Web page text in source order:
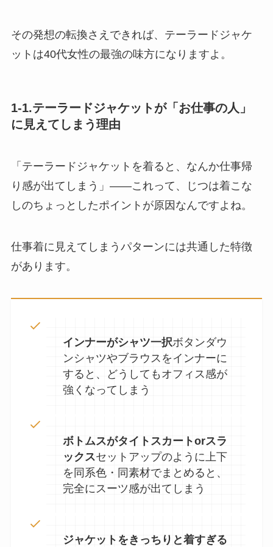
その発想の転換さえできれば、テーラードジャケ
ットは40代女性の最強の味方になりますよ。
1-1.テーラードジャケットが「お仕事の人」
に見えてしまう理由
「テーラードジャケットを着ると、なんか仕事帰
り感が出てしまう」——これって、じつは着こな
しのちょっとしたポイントが原因なんですよね。
仕事着に見えてしまうパターンには共通した特徴
があります。
インナーがシャツ一択ボタンダウ
ンシャツやブラウスをインナーに
すると、どうしてもオフィス感が
強くなってしまう
ボトムスがタイトスカートorスラ
ックスセットアップのように上下
を同系色・同素材でまとめると、
完全にスーツ感が出てしまう
ジャケットをきっちりと着すぎる